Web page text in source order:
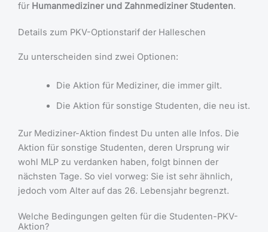
für Humanmediziner und Zahnmediziner Studenten.
Details zum PKV-Optionstarif der Halleschen
Zu unterscheiden sind zwei Optionen:
Die Aktion für Mediziner, die immer gilt.
Die Aktion für sonstige Studenten, die neu ist.
Zur Mediziner-Aktion findest Du unten alle Infos. Die
Aktion für sonstige Studenten, deren Ursprung wir
wohl MLP zu verdanken haben, folgt binnen der
nächsten Tage. So viel vorweg: Sie ist sehr ähnlich,
jedoch vom Alter auf das 26. Lebensjahr begrenzt.
Welche Bedingungen gelten für die Studenten-PKV-
Aktion?